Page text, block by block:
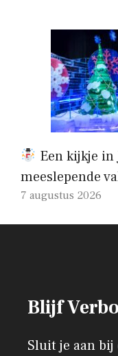
Een kijkje in
meeslepende
7 augustus 2026
Blijf
Sluit je aan bij